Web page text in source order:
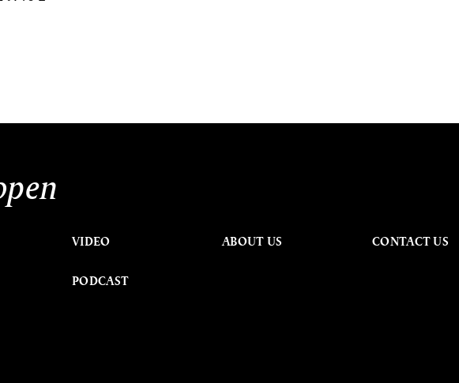
VIDEO
PODCAST
ABOUT US CONTACT US